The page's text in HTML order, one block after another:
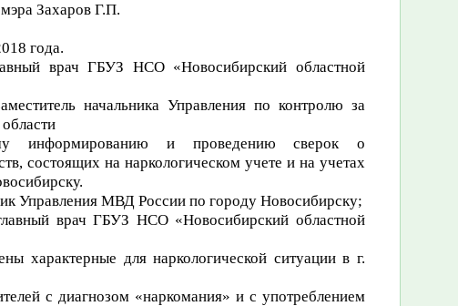
Захаров Г.П.
года.
врач ГБУЗ НСО «Новосибирский областной
начальника Управления по контролю за
информированию и проведению сверок о
состоящих на наркологическом учете и на учетах
Управления МВД России по городу Новосибирску;
врач ГБУЗ НСО «Новосибирский областной
характерные для наркологической ситуации в г.
с диагнозом «наркомания» и с употреблением